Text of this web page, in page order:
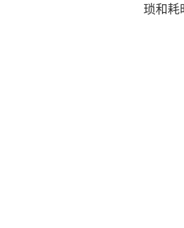
琐和耗